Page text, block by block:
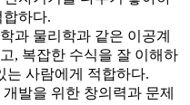
하다.
과 물리학과 같은 이공계
, 복잡한 수식을 잘 이해하
는 사람에게 적합하다.
발을 위한 창의력과 문제